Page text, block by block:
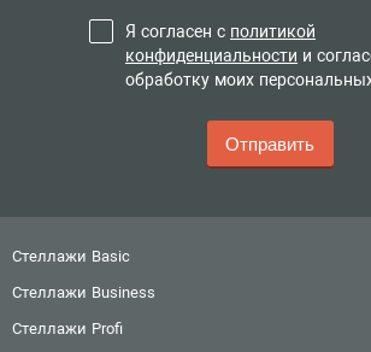
Я согласен с политикой
конфиденциальности и
обработку моих
Стеллажи Basic
Стеллажи Business
Стеллажи Profi